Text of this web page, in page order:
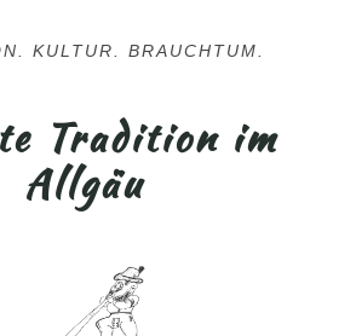
KULTUR. BRAUCHTUM.
Tradition im
Allgäu